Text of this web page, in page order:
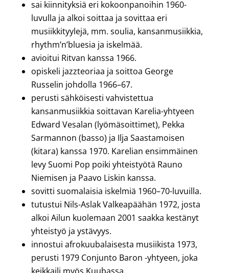
sai kiinnityksiä eri kokoonpanoihin 1960-
luvulla ja alkoi soittaa ja sovittaa eri
musiikkityylejä, mm. soulia, kansanmusiikkia,
rhythm’n’bluesia ja iskelmää.
avioitui Ritvan kanssa 1966.
opiskeli jazzteoriaa ja soittoa George
Russelin johdolla 1966–67.
perusti sähköisesti vahvistettua
kansanmusiikkia soittavan Karelia-yhtyeen
Edward Vesalan (lyömäsoittimet), Pekka
Sarmannon (basso) ja Ilja Saastamoisen
(kitara) kanssa 1970. Karelian ensimmäinen
levy Suomi Pop poiki yhteistyötä Rauno
Niemisen ja Paavo Liskin kanssa.
sovitti suomalaisia iskelmiä 1960–70-luvuilla.
tutustui Nils-Aslak Valkeapäähän 1972, josta
alkoi Ailun kuolemaan 2001 saakka kestänyt
yhteistyö ja ystävyys.
innostui afrokuubalaisesta musiikista 1973,
perusti 1979 Conjunto Baron -yhtyeen, joka